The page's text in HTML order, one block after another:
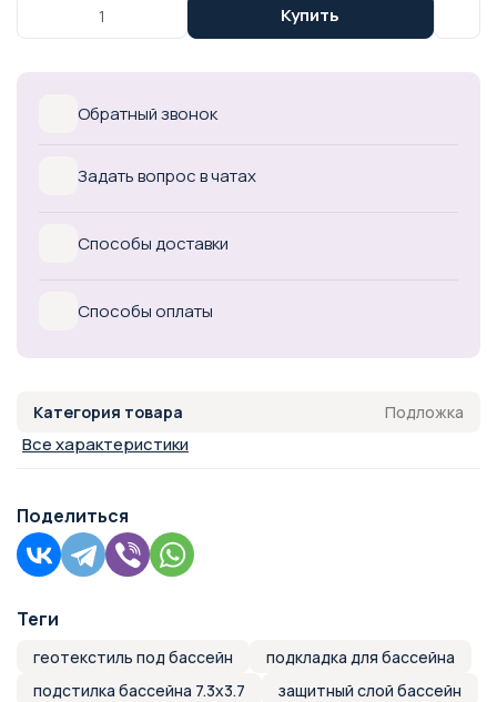
Купить
Обратный звонок
Задать вопрос в чатах
Способы доставки
Способы оплаты
Категория товара Подложка
Все характеристики
Поделиться
Теги
геотекстиль под бассейн
подкладка для бассейна
подстилка бассейна 7.3x3.7
защитный слой бассейн